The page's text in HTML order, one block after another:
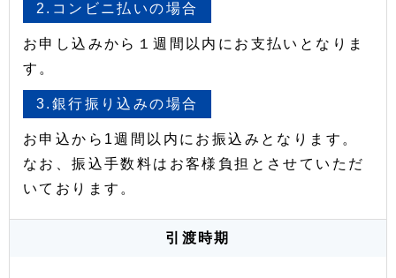
2.コンビニ払いの場合
お申し込みから１週間以内にお支払いとなりま
す。
3.銀行振り込みの場合
お申込から1週間以内にお振込みとなります。
なお、振込手数料はお客様負担とさせていただ
いております。
引渡時期